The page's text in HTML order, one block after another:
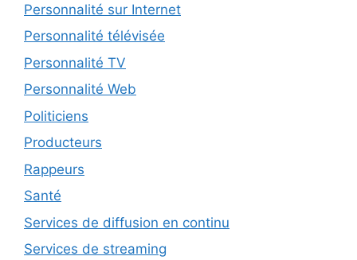
Personnalité sur Internet
Personnalité télévisée
Personnalité TV
Personnalité Web
Politiciens
Producteurs
Rappeurs
Santé
Services de diffusion en continu
Services de streaming